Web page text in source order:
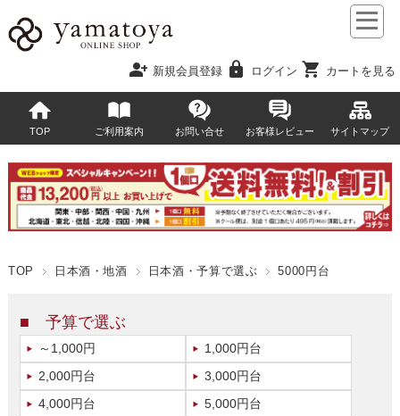
person_add 新規会員登録 lock ログイン shopping_cart カートを見る
TOP ご利用案内 お問い合せ お客様レビュー サイトマップ
TOP 日本酒・地酒 日本酒・予算で選ぶ 5000円台
■ 予算で選ぶ
～1,000円
1,000円台
2,000円台
3,000円台
4,000円台
5,000円台